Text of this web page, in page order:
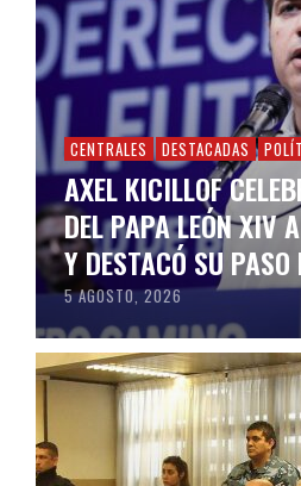
CENTRALES DESTACADAS
AXEL KICILLOF
DEL PAPA LEÓN XIV
Y DESTACÓ SU
5 AGOSTO, 2026